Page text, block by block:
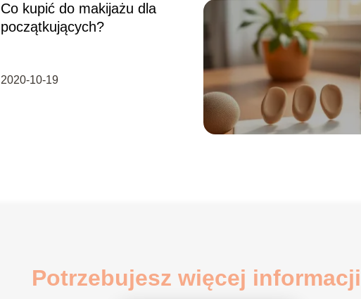
Co kupić do makijażu dla
początkujących?
2020-10-19
Potrzebujesz więcej